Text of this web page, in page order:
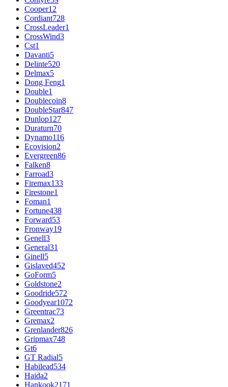
Cooper12
Cordiant728
CrossLeader1
CrossWind3
Cst1
Davanti5
Delinte520
Delmax5
Dong Feng1
Double1
Doublecoin8
DoubleStar847
Dunlop127
Duraturn70
Dynamo116
Ecovision2
Evergreen86
Falken8
Farroad3
Firemax133
Firestone1
Foman1
Fortune438
Forward53
Fronway19
Genell3
General31
Ginell5
Gislaved452
GoForm5
Goldstone2
Goodride572
Goodyear1072
Greentrac73
Gremax2
Grenlander826
Gripmax748
Gt6
GT Radial5
Habilead534
Haida2
Hankook2171